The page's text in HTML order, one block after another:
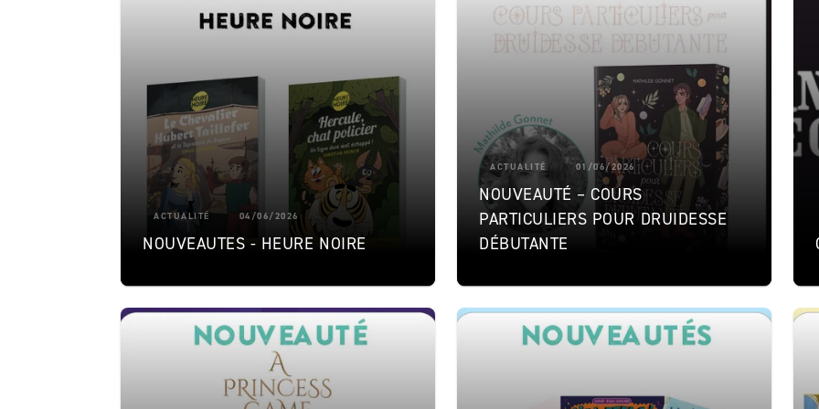
ACTUALITÉ 04/06/2026
NOUVEAUTES - HEURE NOIRE
ACTUALITÉ 01/06/2026
NOUVEAUTÉ – COURS
PARTICULIERS POUR DRUIDESSE
DÉBUTANTE